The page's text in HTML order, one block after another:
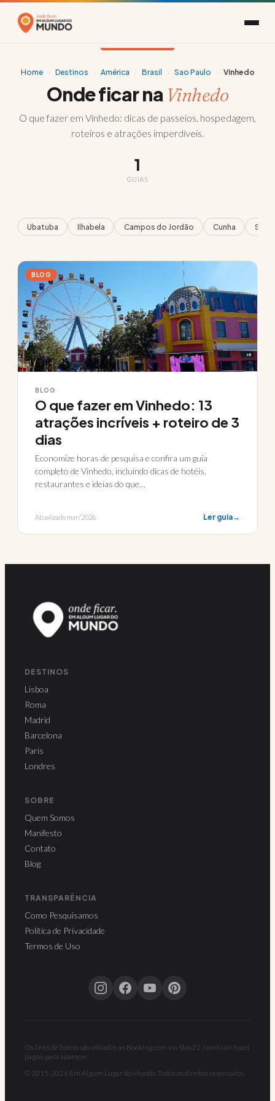
Home Destinos América Brasil Sao Paulo Vinhedo
Onde ficar na Vinhedo
O que fazer em Vinhedo: dicas de passeios, hospedagem,
roteiros e atrações imperdíveis.
1
GUIAS
Ubatuba Ilhabela Campos do Jordão Cunha
BLOG
BLOG
O que fazer em Vinhedo: 13
atrações incríveis + roteiro de 3
dias
Economize horas de pesquisa e confira um guia
completo de Vinhedo, incluindo dicas de hotéis,
restaurantes e ideias do que…
Atualizado mar/2026 Ler guia→
DESTINOS
Lisboa
Roma
Madrid
Barcelona
Paris
Londres
SOBRE
Quem Somos
Manifesto
Contato
Blog
TRANSPARÊNCIA
Como Pesquisamos
Política de Privacidade
Termos de Uso
Os links de hotéis são afiliados ao Booking.com via Stay22. Nenhum hotel
pagou para aparecer.
© 2015-2026 Em Algum Lugar do Mundo. Todos os direitos reservados.